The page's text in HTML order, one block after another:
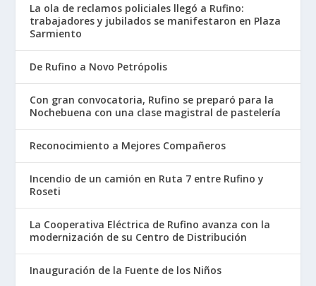
La ola de reclamos policiales llegó a Rufino:
trabajadores y jubilados se manifestaron en Plaza
Sarmiento
De Rufino a Novo Petrópolis
Con gran convocatoria, Rufino se preparó para la
Nochebuena con una clase magistral de pastelería
Reconocimiento a Mejores Compañeros
Incendio de un camión en Ruta 7 entre Rufino y
Roseti
La Cooperativa Eléctrica de Rufino avanza con la
modernización de su Centro de Distribución
Inauguración de la Fuente de los Niños